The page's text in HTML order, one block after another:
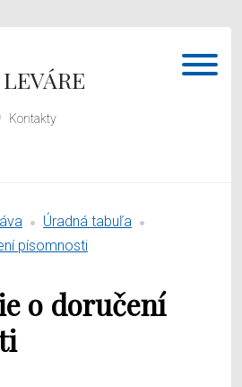
Kontakty
Úradná tabuľa
písomnosti
o doručení